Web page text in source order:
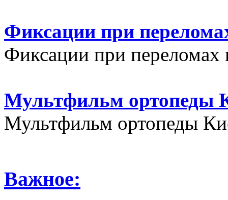
Фиксации при
Фиксации при переломах
Мультфильм ортопеды
Мультфильм ортопеды
Важное: